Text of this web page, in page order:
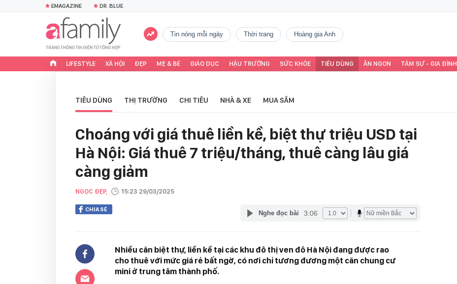
EMAGAZINE DR. BLUE
tin nóng mỗi ngày thời trang Hoàng gia Anh
LIFESTYLE XÃ HỘI ĐẸP MẸ & BÉ GIÁO DỤC HẬU TRƯỜNG SỨC KHỎE TIÊU DÙNG ĂN NGON TÂM SỰ - GIA ĐÌNH
TIÊU DÙNG THỊ TRƯỜNG CHI TIÊU NHÀ & XE MUA SẮM
Choáng với giá thuê liền kề, biệt thự triệu USD tại
Hà Nội: Giá thuê 7 triệu/tháng, thuê càng lâu giá
càng giảm
NGỌC ĐẸP, 15:23 29/03/2025
CHIA SẺ Nghe đọc bài 3:06
Nhiều căn biệt thự, liền kề tại các khu đô thị ven đô Hà Nội đang được rao
cho thuê với mức giá rẻ bất ngờ, có nơi chỉ tương đương một căn chung cư
mini ở trung tâm thành phố.